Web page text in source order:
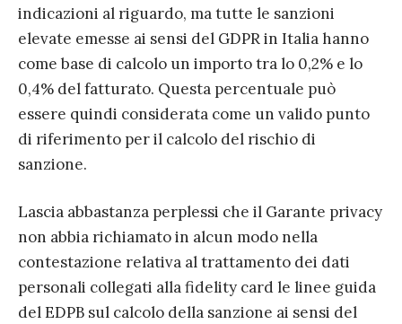
indicazioni al riguardo, ma tutte le sanzioni
elevate emesse ai sensi del GDPRin Italia hanno
come base di calcolo un importo tra lo 0,2% e lo
0,4% del fatturato. Questa percentuale può
essere quindi considerata come un valido punto
di riferimento per il calcolo del rischio di
sanzione.
Lascia abbastanza perplessi che il Garante privacy
non abbia richiamato in alcun modo nella
contestazione relativa al trattamento dei dati
personali collegati alla fidelity card le linee guida
del EDPB sul calcolo della sanzione ai sensi del